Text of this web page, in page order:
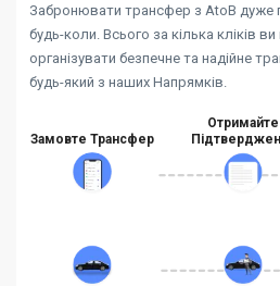
Забронювати трансфер з AtoB дуже
будь-коли. Всього за кілька кліків
організувати безпечне та надійне
будь-який з наших Напрямків.
Замовте Трансфер
Отримайте